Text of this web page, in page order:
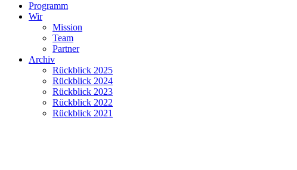
Programm
Wir
Mission
Team
Partner
Archiv
Rückblick 2025
Rückblick 2024
Rückblick 2023
Rückblick 2022
Rückblick 2021